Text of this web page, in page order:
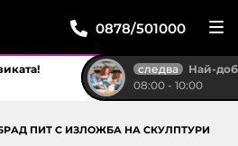
0878/501000
следва
Най-доброто от
08:00 - 10:00
ПИТ С ИЗЛОЖБА НА СКУЛПТУРИ